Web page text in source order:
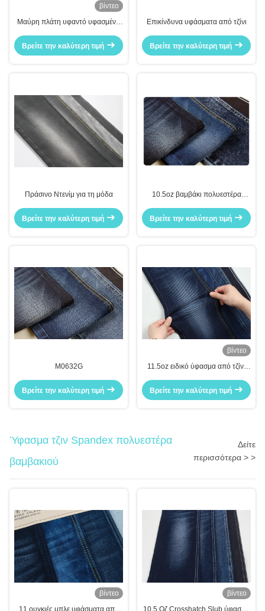
βίντεο
Μαύρη πλάτη υφαντό υφασμένο
Βρείτε την καλύτερη τιμή
Επικίνδυνα υφάσματα από τζίνι
Βρείτε την καλύτερη τιμή
Πράσινο Ντενίμ για τη μόδα
Βρείτε την καλύτερη τιμή
10.5oz βαμβάκι πολυεστέρα
Βρείτε την καλύτερη τιμή
M0632G
Βρείτε την καλύτερη τιμή
βίντεο
11.5oz ειδικό ύφασμα από τζίνι
Βρείτε την καλύτερη τιμή
Ύφασμα τζιν Spandex πολυεστέρα
βαμβακιού
Δείτε
περισσότερα > >
βίντεο
11 ουγκιές μπλε υφάσματα από
βίντεο
10,5 Οζ Crosshatch Slub ύφασμα